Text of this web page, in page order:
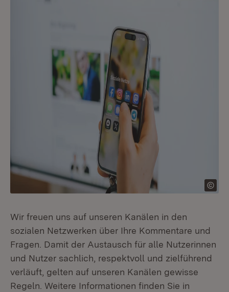
Wir freuen uns auf unseren Kanälen in den
sozialen Netzwerken über Ihre Kommentare und
Fragen. Damit der Austausch für alle Nutzerinnen
und Nutzer sachlich, respektvoll und zielführend
verläuft, gelten auf unseren Kanälen gewisse
Regeln. Weitere Informationen finden Sie in